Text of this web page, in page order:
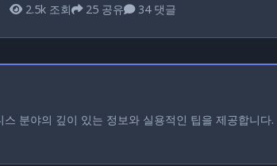
2.5k 조회 25 공유 34댓글
분야의 깊이 있는 정보와 실용적인 팁을 제공합니